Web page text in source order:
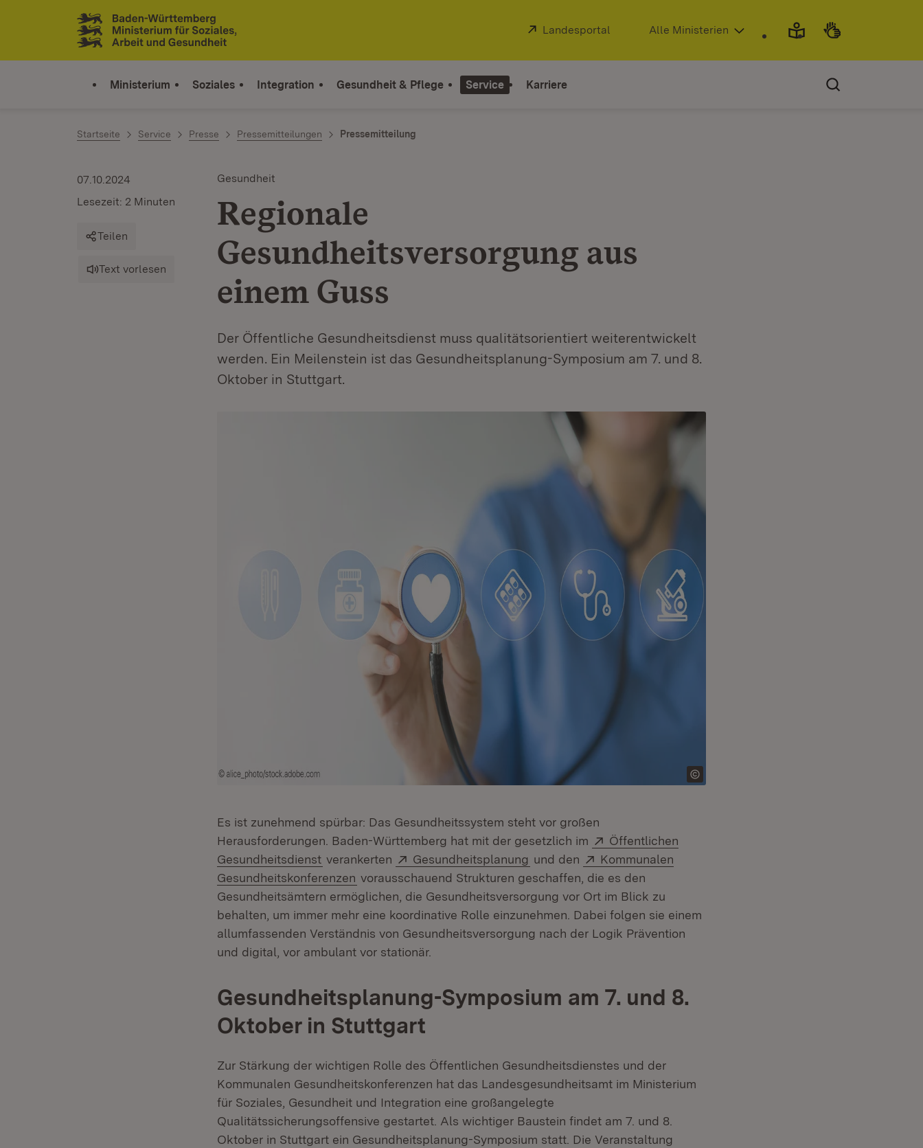
Zum Inhalt springen
Link zur Startseite
Extern:
Landesportal (Öffnet in neuem Fenster)
Alle Ministerien
Ministerium Soziales Integration Gesundheit & Pflege Service Karriere
Startseite Service Presse Pressemitteilungen Pressemitteilung
Gesundheit
Regionale
Gesundheitsversorgung aus
einem Guss
Der Öffentliche Gesundheitsdienst muss qualitätsorientiert weiterentwickelt
werden. Ein Meilenstein ist das Gesundheitsplanung-Symposium am 7. und 8.
Oktober in Stuttgart.
07.10.2024
Lesezeit: 2 Minuten
Teilen
Text vorlesen
Es ist zunehmend spürbar: Das Gesundheitssystem steht vor großen
Herausforderungen. Baden-Württemberg hat mit der gesetzlich im
Extern:
Öffentlichen
Gesundheitsdienst (Öffnet in neuem Fenster)
verankerten Extern:
Gesundheitsplanung (Öffnet in neuem Fenster)
und den Extern:
Kommunalen
Gesundheitskonferenzen (Öffnet in neuem Fenster)
vorausschauend Strukturen geschaffen, die es den
Gesundheitsämtern ermöglichen, die Gesundheitsversorgung vor Ort im Blick zu
behalten, um immer mehr eine koordinative Rolle einzunehmen. Dabei folgen sie einem
allumfassenden Verständnis von Gesundheitsversorgung nach der Logik Prävention
und digital, vor ambulant vor stationär.
Gesundheitsplanung-Symposium am 7. und 8.
Oktober in Stuttgart
Zur Stärkung der wichtigen Rolle des Öffentlichen Gesundheitsdienstes und der
Kommunalen Gesundheitskonferenzen hat das Landesgesundheitsamt im Ministerium
für Soziales, Gesundheit und Integration eine großangelegte
Qualitätssicherungsoffensive gestartet. Als wichtiger Baustein findet am 7. und 8.
Oktober in Stuttgart ein Gesundheitsplanung-Symposium statt. Die Veranstaltung